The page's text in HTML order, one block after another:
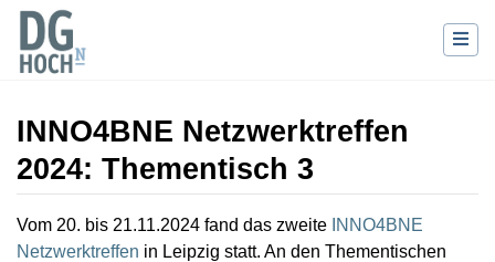
INNO4BNE Netzwerktreffen
2024: Thementisch 3
Wechseln zu:Navigation,Suche
Vom 20. bis 21.11.2024 fand das zweite INNO4BNE
Netzwerktreffen in Leipzig statt. An den Thementischen